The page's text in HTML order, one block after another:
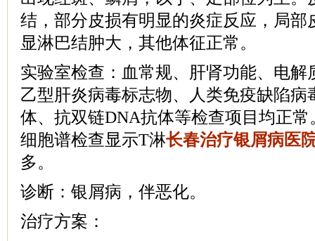
结，部分皮损有明显的炎症反应，局部
显淋巴结肿大，其他体征正常。
实验室检查：血常规、肝肾功能、电解
乙型肝炎病毒标志物、人类免疫缺陷病
体、抗双链DNA抗体等检查项目均正
细胞谱检查显示T淋长春治疗银屑病医
多。
诊断：银屑病，伴恶化。
治疗方案：